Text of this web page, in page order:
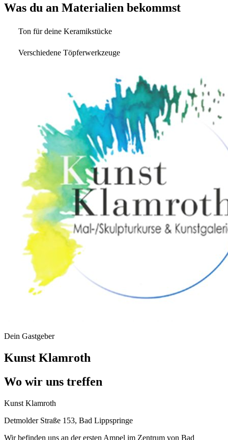
Was du an Materialien bekommst
Ton für deine Keramikstücke
Verschiedene Töpferwerkzeuge
Dein Gastgeber
Kunst Klamroth
Wo wir uns treffen
Kunst Klamroth
Detmolder Straße 153, Bad Lippspringe
Wir befinden uns an der ersten Ampel im Zentrum von Bad